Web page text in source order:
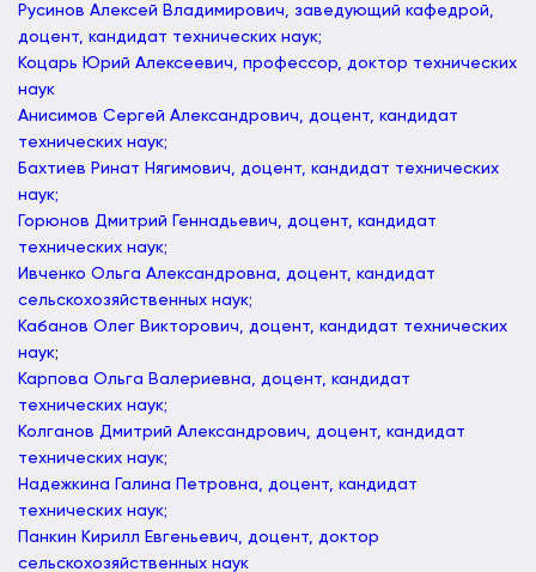
Русинов Алексей Владимирович, заведующий кафедрой,
доцент, кандидат технических наук;
Коцарь Юрий Алексеевич, профессор, доктор технических
наук
Анисимов Сергей Александрович, доцент, кандидат
технических наук;
Бахтиев Ринат Нягимович, доцент, кандидат технических
наук;
Горюнов Дмитрий Геннадьевич, доцент, кандидат
технических наук;
Ивченко Ольга Александровна, доцент, кандидат
сельскохозяйственных наук;
Кабанов Олег Викторович, доцент, кандидат технических
наук;
Карпова Ольга Валериевна, доцент, кандидат
технических наук;
Колганов Дмитрий Александрович, доцент, кандидат
технических наук;
Надежкина Галина Петровна, доцент, кандидат
технических наук;
Панкин Кирилл Евгеньевич, доцент, доктор
сельскохозяйственных наук